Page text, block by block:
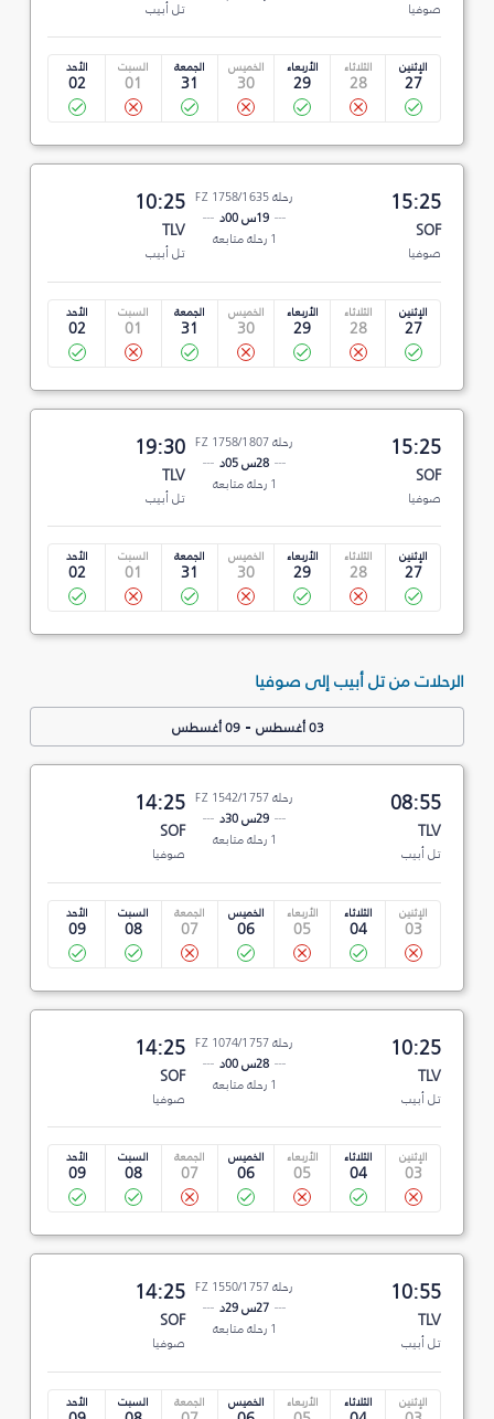
صوفيا تل أبيب
الإثنين
27
الثلاثاء
28
الأربعاء
29
الخميس
30
الجمعة
31
السبت
01
الأحد
02
15:25
SOF
صوفيا
رحلة FZ 1758/1635
19س 00د
1 رحلة متابعة
10:25
TLV
تل أبيب
الإثنين
27
الثلاثاء
28
الأربعاء
29
الخميس
30
الجمعة
31
السبت
01
الأحد
02
15:25
SOF
صوفيا
رحلة FZ 1758/1807
28س 05د
1 رحلة متابعة
19:30
TLV
تل أبيب
الإثنين
27
الثلاثاء
28
الأربعاء
29
الخميس
30
الجمعة
31
السبت
01
الأحد
02
الرحلات من تل أبيب إلى صوفيا
03 أغسطس -09 أغسطس
08:55
TLV
تل أبيب
رحلة FZ 1542/1757
29س 30د
1 رحلة متابعة
14:25
SOF
صوفيا
الإثنين
03
الثلاثاء
04
الأربعاء
05
الخميس
06
الجمعة
07
السبت
08
الأحد
09
10:25
TLV
تل أبيب
رحلة FZ 1074/1757
28س 00د
1 رحلة متابعة
14:25
SOF
صوفيا
الإثنين
03
الثلاثاء
04
الأربعاء
05
الخميس
06
الجمعة
07
السبت
08
الأحد
09
10:55
TLV
تل أبيب
رحلة FZ 1550/1757
27س 29د
1 رحلة متابعة
14:25
SOF
صوفيا
الإثنين الثلاثاء الأربعاء الخميس الجمعة السبت الأحد